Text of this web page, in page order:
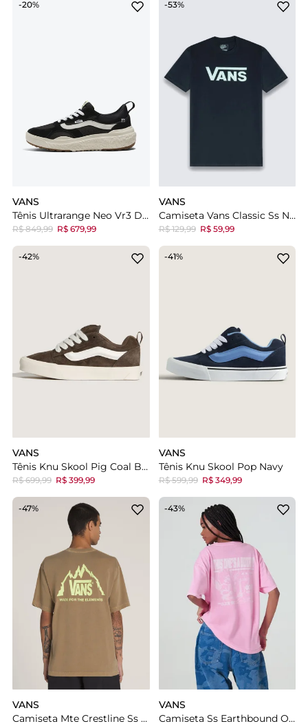
-20%
VANS
Tênis Ultrarange Neo Vr3 Digital Dementia Black White
R$ 849,99 R$ 679,99
-53%
VANS
Camiseta Vans Classic Ss Navy
R$ 129,99 R$ 59,99
-42%
VANS
Tênis Knu Skool Pig Coal Brown
R$ 699,99 R$ 399,99
-41%
VANS
Tênis Knu Skool Pop Navy
R$ 599,99 R$ 349,99
-47%
VANS
Camiseta Mte Crestline Ss Tee Sepia
-43%
VANS
Camiseta Ss Earthbound Outsized Pink Dawn